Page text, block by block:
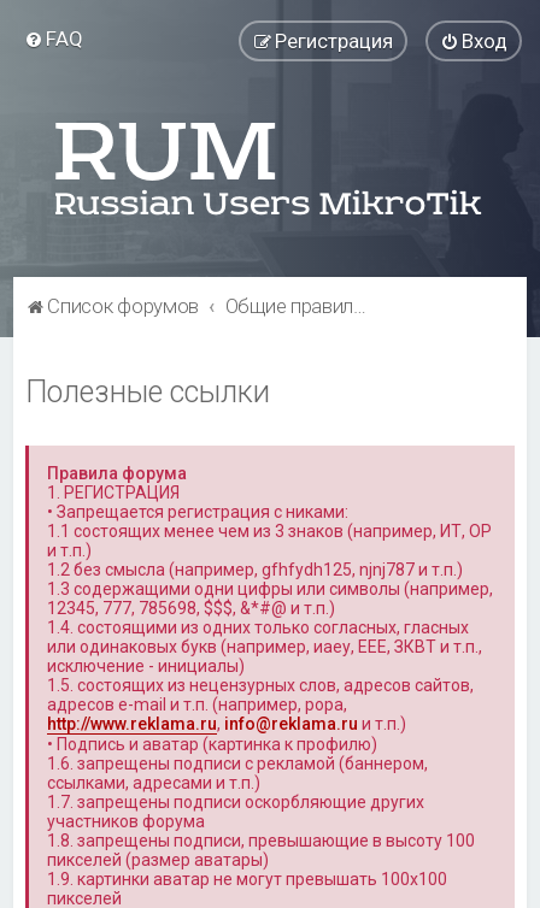
FAQ Вход
Регистрация
Список форумов Общие правила форума и полезная информация
Полезные ссылки
Правила форума
1. РЕГИСТРАЦИЯ
• Запрещается регистрация с никами:
1.1 состоящих менее чем из 3 знаков (например, ИТ, OP
и т.п.)
1.2 без смысла (например, gfhfydh125, njnj787 и т.п.)
1.3 содержащими одни цифры или символы (например,
12345, 777, 785698, $$$, &*#@ и т.п.)
1.4. состоящими из одних только согласных, гласных
или одинаковых букв (например, иаеу, ЕЕЕ, ЗКВТ и т.п.,
исключение - инициалы)
1.5. состоящих из нецензурных слов, адресов сайтов,
адресов e-mail и т.п. (например, popa,
http://www.reklama.ru, info@reklama.ru и т.п.)
• Подпись и аватар (картинка к профилю)
1.6. запрещены подписи с рекламой (баннером,
ссылками, адресами и т.п.)
1.7. запрещены подписи оскорбляющие других
участников форума
1.8. запрещены подписи, превышающие в высоту 100
пикселей (размер аватары)
1.9. картинки аватар не могут превышать 100x100
пикселей